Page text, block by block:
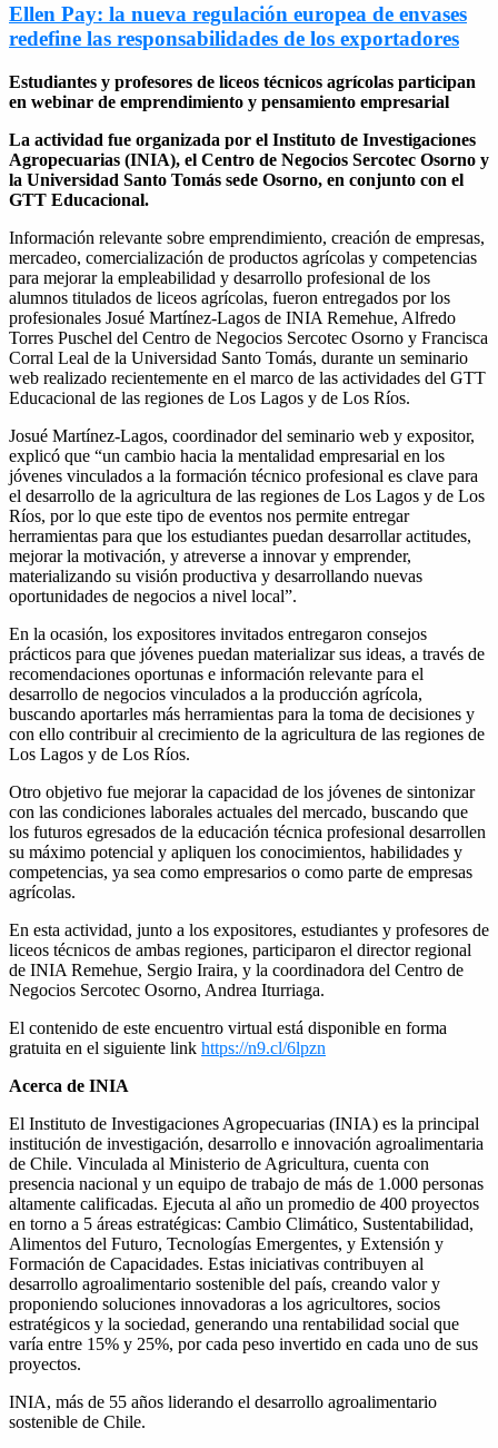
Ellen Pay: la nueva regulación europea de envases
redefine las responsabilidades de los exportadores
Estudiantes y profesores de liceos técnicos agrícolas participan
en webinar de emprendimiento y pensamiento empresarial
La actividad fue organizada por el Instituto de Investigaciones
Agropecuarias (INIA), el Centro de Negocios Sercotec Osorno y
la Universidad Santo Tomás sede Osorno, en conjunto con el
GTT Educacional.
Información relevante sobre emprendimiento, creación de empresas,
mercadeo, comercialización de productos agrícolas y competencias
para mejorar la empleabilidad y desarrollo profesional de los
alumnos titulados de liceos agrícolas, fueron entregados por los
profesionales Josué Martínez-Lagos de INIA Remehue, Alfredo
Torres Puschel del Centro de Negocios Sercotec Osorno y Francisca
Corral Leal de la Universidad Santo Tomás, durante un seminario
web realizado recientemente en el marco de las actividades del GTT
Educacional de las regiones de Los Lagos y de Los Ríos.
Josué Martínez-Lagos, coordinador del seminario web y expositor,
explicó que “un cambio hacia la mentalidad empresarial en los
jóvenes vinculados a la formación técnico profesional es clave para
el desarrollo de la agricultura de las regiones de Los Lagos y de Los
Ríos, por lo que este tipo de eventos nos permite entregar
herramientas para que los estudiantes puedan desarrollar actitudes,
mejorar la motivación, y atreverse a innovar y emprender,
materializando su visión productiva y desarrollando nuevas
oportunidades de negocios a nivel local”.
En la ocasión, los expositores invitados entregaron consejos
prácticos para que jóvenes puedan materializar sus ideas, a través de
recomendaciones oportunas e información relevante para el
desarrollo de negocios vinculados a la producción agrícola,
buscando aportarles más herramientas para la toma de decisiones y
con ello contribuir al crecimiento de la agricultura de las regiones de
Los Lagos y de Los Ríos.
Otro objetivo fue mejorar la capacidad de los jóvenes de sintonizar
con las condiciones laborales actuales del mercado, buscando que
los futuros egresados de la educación técnica profesional desarrollen
su máximo potencial y apliquen los conocimientos, habilidades y
competencias, ya sea como empresarios o como parte de empresas
agrícolas.
En esta actividad, junto a los expositores, estudiantes y profesores de
liceos técnicos de ambas regiones, participaron el director regional
de INIA Remehue, Sergio Iraira, y la coordinadora del Centro de
Negocios Sercotec Osorno, Andrea Iturriaga.
El contenido de este encuentro virtual está disponible en forma
gratuita en el siguiente link https://n9.cl/6lpzn
Acerca de INIA
El Instituto de Investigaciones Agropecuarias (INIA) es la principal
institución de investigación, desarrollo e innovación agroalimentaria
de Chile. Vinculada al Ministerio de Agricultura, cuenta con
presencia nacional y un equipo de trabajo de más de 1.000 personas
altamente calificadas. Ejecuta al año un promedio de 400 proyectos
en torno a 5 áreas estratégicas: Cambio Climático, Sustentabilidad,
Alimentos del Futuro, Tecnologías Emergentes, y Extensión y
Formación de Capacidades. Estas iniciativas contribuyen al
desarrollo agroalimentario sostenible del país, creando valor y
proponiendo soluciones innovadoras a los agricultores, socios
estratégicos y la sociedad, generando una rentabilidad social que
varía entre 15% y 25%, por cada peso invertido en cada uno de sus
proyectos.
INIA, más de 55 años liderando el desarrollo agroalimentario
sostenible de Chile.